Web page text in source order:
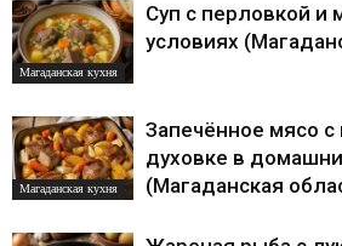
Магаданская кухня
Суп с перловкой
условиях
Магаданская кухня
Запечённое мясо
духовке в
(Магаданская